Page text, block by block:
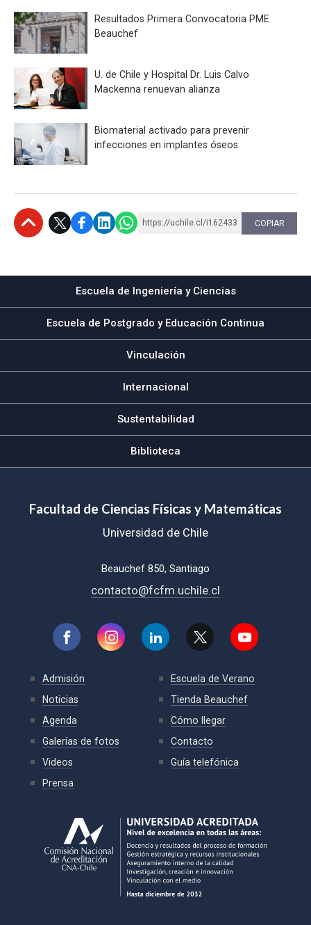
Resultados Primera Convocatoria PME
Beauchef
U. de Chile y Hospital Dr. Luis Calvo
Mackenna renuevan alianza
Biomaterial activado para prevenir
infecciones en implantes óseos
https://uchile.cl/i162433 COPIAR
Escuela de Ingeniería y Ciencias
Escuela de Postgrado y Educación Continua
Vinculación
Internacional
Sustentabilidad
Biblioteca
Facultad de Ciencias Físicas y Matemáticas
Universidad de Chile
Beauchef 850, Santiago
contacto@fcfm.uchile.cl
Admisión
Noticias
Agenda
Galerías de fotos
Videos
Prensa
Escuela de Verano
Tienda Beauchef
Cómo llegar
Contacto
Guía telefónica